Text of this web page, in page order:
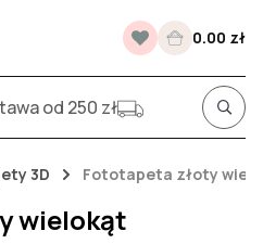
0.00 zł
od 250 zł
3D Fototapeta złoty
wielokąt